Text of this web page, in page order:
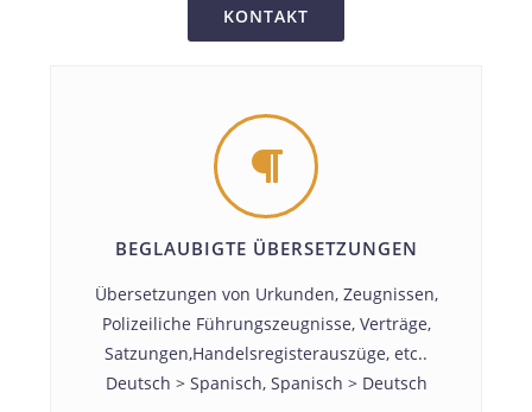
KONTAKT
BEGLAUBIGTE ÜBERSETZUNGEN
Übersetzungen von Urkunden, Zeugnissen,
Polizeiliche Führungszeugnisse, Verträge,
Satzungen,Handelsregisterauszüge, etc..
Deutsch > Spanisch, Spanisch > Deutsch